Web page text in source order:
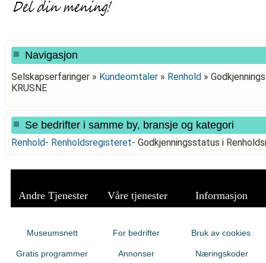
Navigasjon
Selskapserfaringer » Kundeomtaler » Renhold »
KRUSNE
Se bedrifter i samme by, bransje og kategori
Renhold- Renholdsregisteret- Godkjenningsstatus i
Andre Tjenester Våre tjenester Informasjon
Museumsnett
Gratis programmer
For bedrifter
Annonser
Bruk av cookies
Næringskoder